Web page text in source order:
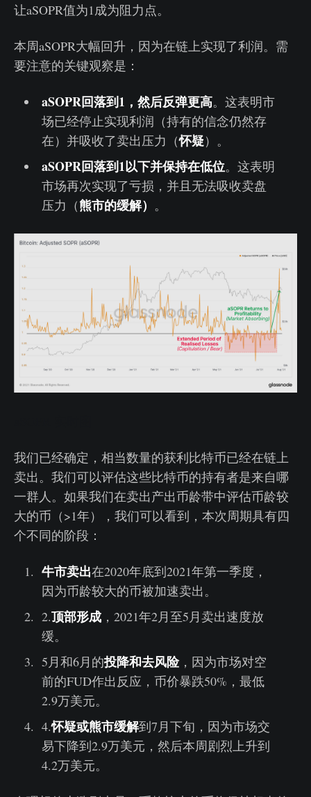
让aSOPR值为1成为阻力点。
本周aSOPR大幅回升，因为在链上实现了利润。需
要注意的关键观察是：
aSOPR回落到1，然后反弹更高。这表明市
场已经停止实现利润（持有的信念仍然存
在）并吸收了卖出压力（怀疑）。
aSOPR回落到1以下并保持在低位。这表明
市场再次实现了亏损，并且无法吸收卖盘
压力（熊市的缓解） 。
我们已经确定，相当数量的获利比特币已经在链上
卖出。我们可以评估这些比特币的持有者是来自哪
一群人。如果我们在卖出产出币龄带中评估币龄较
大的币（>1年），我们可以看到，本次周期具有四
个不同的阶段：
牛市卖出在2020年底到2021年第一季度，
因为币龄较大的币被加速卖出。
2.顶部形成，2021年2月至5月卖出速度放
缓。
5月和6月的投降和去风险，因为市场对空
前的FUD作出反应，币价暴跌50%，最低
2.9万美元。
4.怀疑或熊市缓解到7月下旬，因为市场交
易下降到2.9万美元，然后本周剧烈上升到
4.2万美元。